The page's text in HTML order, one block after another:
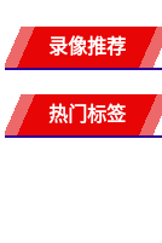
录像推荐
热门标签